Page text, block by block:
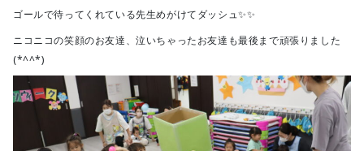
ゴールで待ってくれている先生めがけてダッシュ✨✨
ニコニコの笑顔のお友達、泣いちゃったお友達も最後まで頑張りました
(*^^*)